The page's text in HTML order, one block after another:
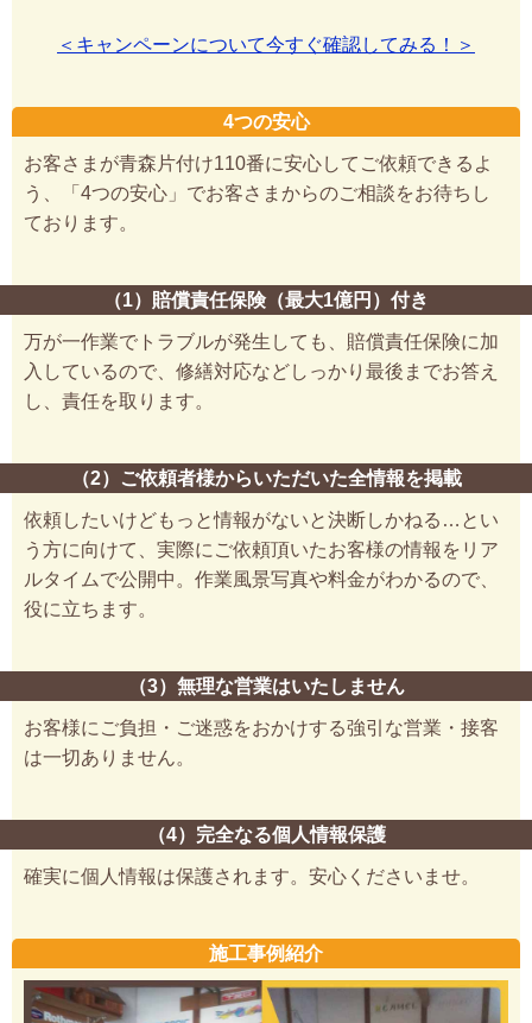
＜キャンペーンについて今すぐ確認してみる！＞
4つの安心
お客さまが青森片付け110番に安心してご依頼できるよ
う、「4つの安心」でお客さまからのご相談をお待ちし
ております。
（1）賠償責任保険（最大1億円）付き
万が一作業でトラブルが発生しても、賠償責任保険に加
入しているので、修繕対応などしっかり最後までお答え
し、責任を取ります。
（2）ご依頼者様からいただいた全情報を掲載
依頼したいけどもっと情報がないと決断しかねる…とい
う方に向けて、実際にご依頼頂いたお客様の情報をリア
ルタイムで公開中。作業風景写真や料金がわかるので、
役に立ちます。
（3）無理な営業はいたしません
お客様にご負担・ご迷惑をおかけする強引な営業・接客
は一切ありません。
（4）完全なる個人情報保護
確実に個人情報は保護されます。安心くださいませ。
施工事例紹介